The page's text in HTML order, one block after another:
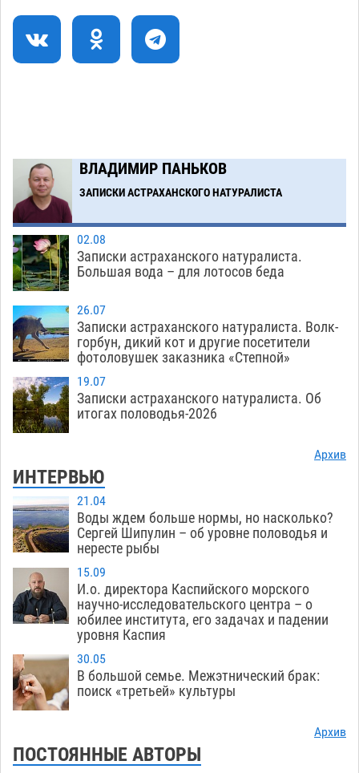
земельного массива для льготников
14:44
Астраханские кутилы сменили барные стойки
на полицейские дежурки
ВЛАДИМИР ПАНЬКОВ
ЗАПИСКИ АСТРАХАНСКОГО НАТУРАЛИСТА
02.08
Записки астраханского натуралиста.
Большая вода – для лотосов беда
26.07
Записки астраханского натуралиста. Волк-
горбун, дикий кот и другие посетители
фотоловушек заказника «Степной»
19.07
Записки астраханского натуралиста. Об
итогах половодья-2026
Архив
ИНТЕРВЬЮ
21.04
Воды ждем больше нормы, но насколько?
Сергей Шипулин – об уровне половодья и
нересте рыбы
15.09
И.о. директора Каспийского морского
научно-исследовательского центра – о
юбилее института, его задачах и падении
уровня Каспия
30.05
В большой семье. Межэтнический брак:
поиск «третьей» культуры
Архив
ПОСТОЯННЫЕ АВТОРЫ